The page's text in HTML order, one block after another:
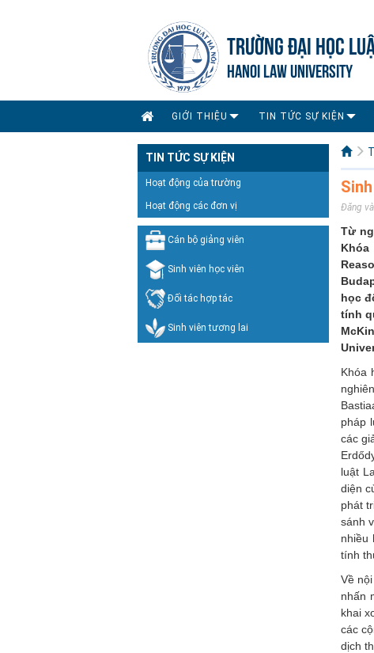
TRƯỜNG ĐẠI HỌC
HANOI LAW UNIVERSITY
GIỚI THIỆU TIN TỨC SỰ KIỆN
TIN TỨC SỰ KIỆN
Hoạt động của trường
Hoạt động các đơn vị
Cán bộ giảng viên
Sinh viên học viên
Đối tác hợp tác
Sinh viên tương lai
Đăng
Từ
học
tính
Khóa
pháp
các
luật
diện
phát
sánh
nhiều
tính
Về
nhấn
khai
các
dịch